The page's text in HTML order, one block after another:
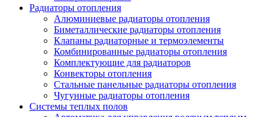
Радиаторы отопления
Алюминиевые радиаторы отопления
Биметаллические радиаторы отопления
Клапаны радиаторные и термоэлементы
Комбинированные радиаторы отопления
Комплектующие для радиаторов
Конвекторы отопления
Стальные панельные радиаторы отопления
Чугунные радиаторы отопления
Системы теплых полов